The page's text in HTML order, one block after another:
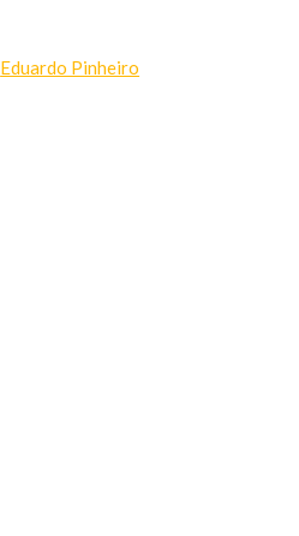
Eduardo Pinheiro